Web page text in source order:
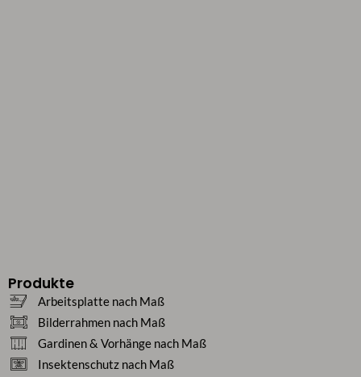
Produkte
Arbeitsplatte nach Maß
Bilderrahmen nach Maß
Gardinen & Vorhänge nach Maß
Insektenschutz nach Maß